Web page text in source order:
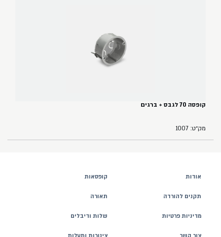
קופסה 70 לגבס + ברגים
מק״ט: 1007
אודות
תקנים להורדה
מדיניות פרטיות
קופסאות
תאורה
שלות ודיבלים